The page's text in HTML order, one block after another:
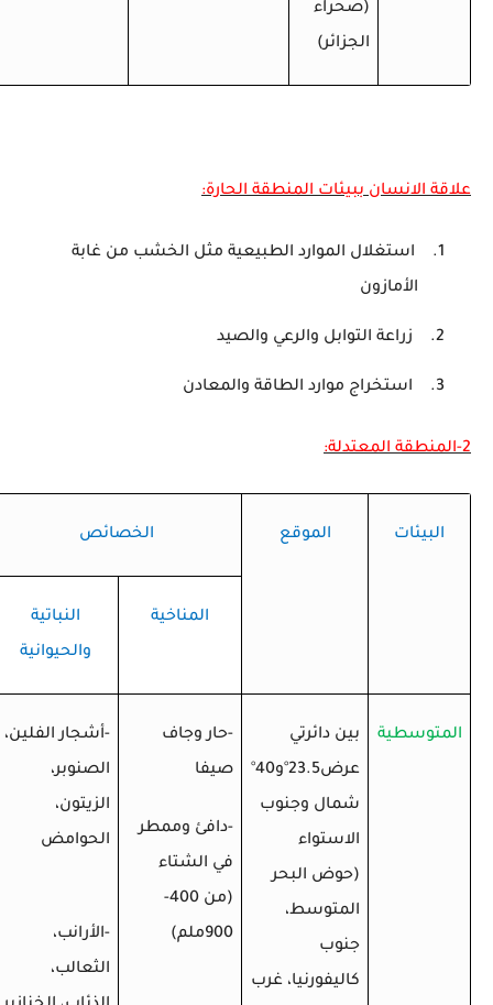
(صحراء
الجزائر)
علاقة الانسان ببيئات المنطقة الحارة:
1.
استغلال الموارد الطبيعية مثل الخشب من غابة
الأمازون
2. زراعة التوابل والرعي والصيد
3. استخراج موارد الطاقة والمعادن
2-المنطقة المعتدلة:
البيئات الموقع الخصائص
المناخية
النباتية
والحيوانية
المتوسطية
بين دائرتي
عرض23.5
°و40
°
شمال وجنوب
الاستواء
(حوض البحر
المتوسط،
جنوب
كاليفورنيا، غرب
-حار وجاف
صيفا
-دافئ وممطر
في الشتاء
(من 400-
900ملم)
-أشجار الفلين،
الصنوبر،
الزيتون،
الحوامض
-الأرانب،
الثعالب،